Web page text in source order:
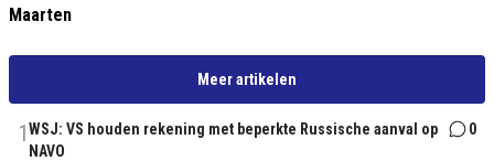
Maarten
Meer artikelen
1WSJ: VS houden rekening met beperkte Russische aanval op
NAVO
0